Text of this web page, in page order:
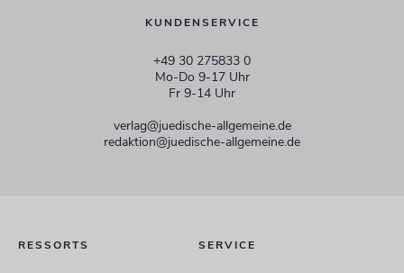
KUNDENSERVICE
+49 30 275833 0
Mo-Do 9-17 Uhr
Fr 9-14 Uhr
verlag@juedische-allgemeine.de
redaktion@juedische-allgemeine.de
RESSORTS SERVICE